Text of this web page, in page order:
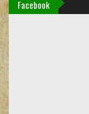
Facebook